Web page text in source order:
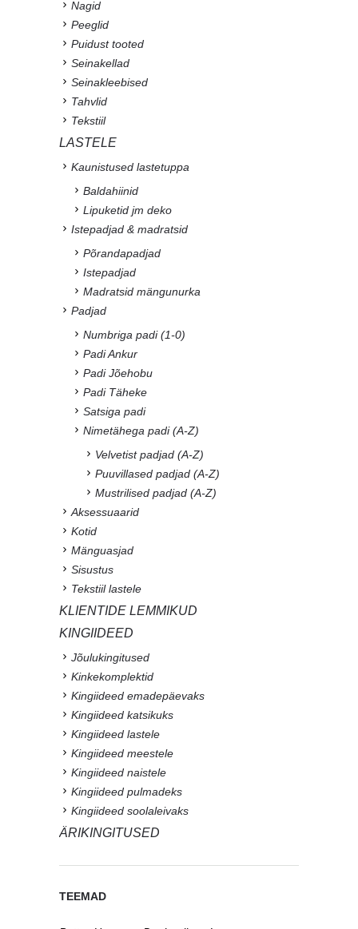
Nagid
Peeglid
Puidust tooted
Seinakellad
Seinakleebised
Tahvlid
Tekstiil
LASTELE
Kaunistused lastetuppa
Baldahiinid
Lipuketid jm deko
Istepadjad & madratsid
Põrandapadjad
Istepadjad
Madratsid mängunurka
Padjad
Numbriga padi (1-0)
Padi Ankur
Padi Jõehobu
Padi Täheke
Satsiga padi
Nimetähega padi (A-Z)
Velvetist padjad (A-Z)
Puuvillased padjad (A-Z)
Mustrilised padjad (A-Z)
Aksessuaarid
Kotid
Mänguasjad
Sisustus
Tekstiil lastele
KLIENTIDE LEMMIKUD
KINGIIDEED
Jõulukingitused
Kinkekomplektid
Kingiideed emadepäevaks
Kingiideed katsikuks
Kingiideed lastele
Kingiideed meestele
Kingiideed naistele
Kingiideed pulmadeks
Kingiideed soolaleivaks
ÄRIKINGITUSED
TEEMAD